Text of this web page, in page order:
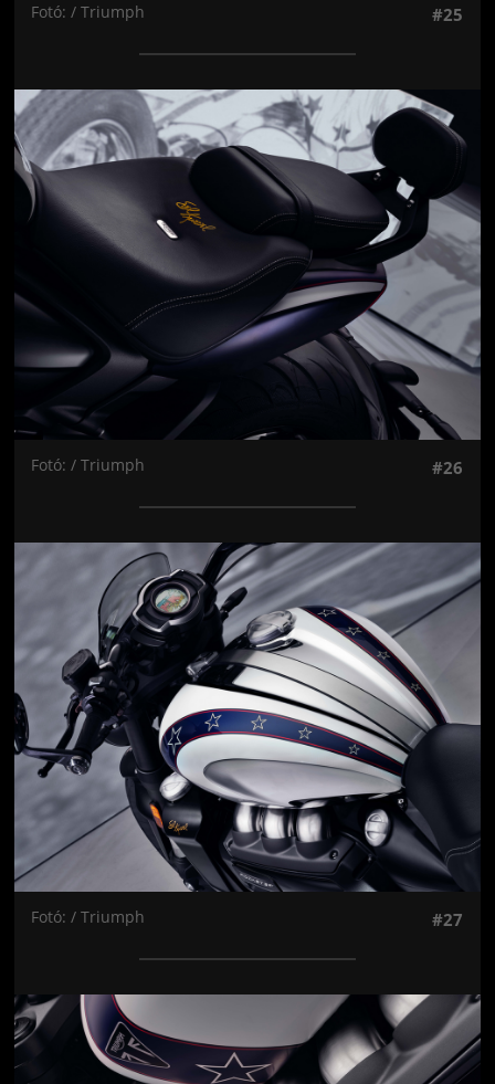
Fotó: / Triumph #25
Jön még kép!
Fotó: / Triumph #26
Jön még kép!
Fotó: / Triumph #27
Jön még kép!